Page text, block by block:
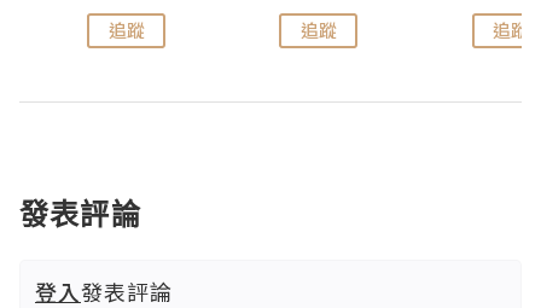
追蹤 追蹤 追蹤
發表評論
登入發表評論